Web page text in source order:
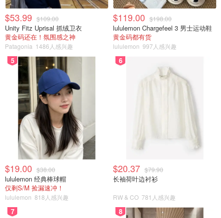
$53.99 $109.00
Unity Fitz Uprisal 抓绒卫衣
黄金码还在！氛围感之神
Patagonia 1486人感兴趣
$119.00 $198.00
lululemon Chargefeel 3 男士运动鞋
黄金码都有货
lululemon 997人感兴趣
5
$19.00 $38.00
lululemon 经典棒球帽
仅剩S/M 捡漏速冲！
lululemon 818人感兴趣
6
$20.37 $79.90
长袖荷叶边衬衫
RW & CO 781人感兴趣
7 8